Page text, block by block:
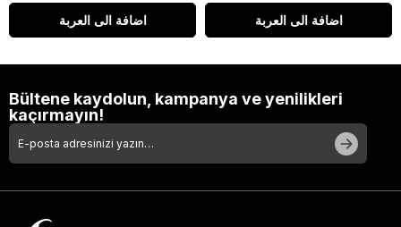
اضافة الى العربة اضافة الى العربة
Bültene kaydolun, kampanya ve yenilikleri
kaçırmayın!